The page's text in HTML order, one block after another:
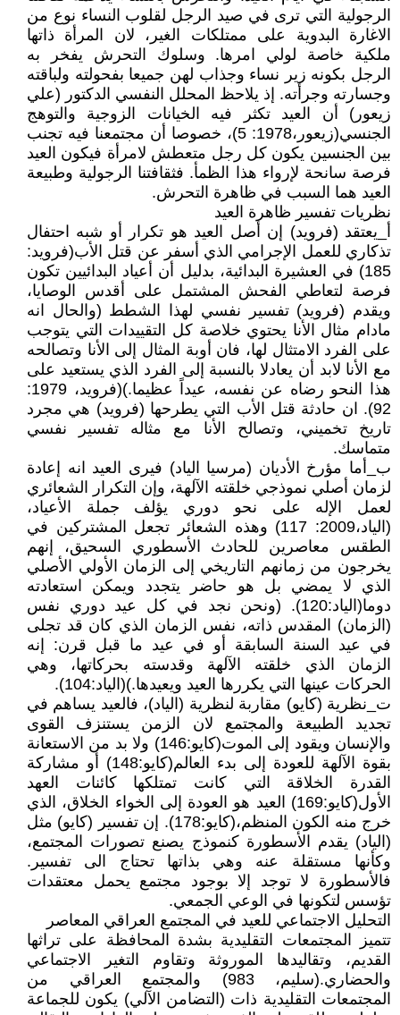
الرجولية التي ترى في صيد الرجل لقلوب النساء نوع من
الاغارة البدوية على ممتلكات الغير، لان المرأة ذاتها
ملكية خاصة لولي امرها. وسلوك التحرش يفخر به
الرجل بكونه زير نساء وجذاب لهن جميعا بفحولته ولباقته
وجسارته وجرأته. إذ يلاحظ المحلل النفسي الدكتور (علي
زيعور) أن العيد تكثر فيه الخيانات الزوجية والتوهج
الجنسي(زيعور،1978: 5)، خصوصا أن مجتمعنا فيه تجنب
بين الجنسين يكون كل رجل متعطش لامرأة فيكون العيد
فرصة سانحة لإرواء هذا الظمأ. فثقافتنا الرجولية وطبيعة
العيد هما السبب في ظاهرة التحرش.
نظريات تفسير ظاهرة العيد
أ_يعتقد (فرويد) إن أصل العيد هو تكرار أو شبه احتفال
تذكاري للعمل الإجرامي الذي أسفر عن قتل الأب(فرويد:
185) في العشيرة البدائية، بدليل أن أعياد البدائيين تكون
فرصة لتعاطي الفحش المشتمل على أقدس الوصايا،
ويقدم (فرويد) تفسير نفسي لهذا الشطط (والحال انه
مادام مثال الأنا يحتوي خلاصة كل التقييدات التي يتوجب
على الفرد الامتثال لها، فان أوبة المثال إلى الأنا وتصالحه
مع الأنا لابد أن يعادلا بالنسبة إلى الفرد الذي يستعيد على
هذا النحو رضاه عن نفسه، عيداً عظيما.)(فرويد، 1979:
92). ان حادثة قتل الأب التي يطرحها (فرويد) هي مجرد
تاريخ تخميني، وتصالح الأنا مع مثاله تفسير نفسي
متماسك.
ب_أما مؤرخ الأديان (مرسيا الياد) فيرى العيد انه إعادة
لزمان أصلي نموذجي خلقته الآلهة، وإن التكرار الشعائري
لعمل الإله على نحو دوري يؤلف جملة الأعياد،
(الياد،2009: 117) وهذه الشعائر تجعل المشتركين في
الطقس معاصرين للحادث الأسطوري السحيق، إنهم
يخرجون من زمانهم التاريخي إلى الزمان الأولي الأصلي
الذي لا يمضي بل هو حاضر يتجدد ويمكن استعادته
دوما(الياد:120). (ونحن نجد في كل عيد دوري نفس
(الزمان) المقدس ذاته، نفس الزمان الذي كان قد تجلى
في عيد السنة السابقة أو في عيد ما قبل قرن: إنه
الزمان الذي خلقته الآلهة وقدسته بحركاتها، وهي
الحركات عينها التي يكررها العيد ويعيدها.)(الياد:104).
ت_نظرية (كايو) مقاربة لنظرية (الياد)، فالعيد يساهم في
تجديد الطبيعة والمجتمع لان الزمن يستنزف القوى
والإنسان ويقود إلى الموت(كايو:146) ولا بد من الاستعانة
بقوة الآلهة للعودة إلى بدء العالم(كايو:148) أو مشاركة
القدرة الخلاقة التي كانت تمتلكها كائنات العهد
الأول(كايو:169) العيد هو العودة إلى الخواء الخلاق، الذي
خرج منه الكون المنظم،(كايو:178). إن تفسير (كايو) مثل
(الياد) يقدم الأسطورة كنموذج يصنع تصورات المجتمع،
وكأنها مستقلة عنه وهي بذاتها تحتاج الى تفسير.
فالأسطورة لا توجد إلا بوجود مجتمع يحمل معتقدات
تؤسس لتكونها في الوعي الجمعي.
التحليل الاجتماعي للعيد في المجتمع العراقي المعاصر
تتميز المجتمعات التقليدية بشدة المحافظة على تراثها
القديم، وتقاليدها الموروثة وتقاوم التغير الاجتماعي
والحضاري.(سليم، 983) والمجتمع العراقي من
المجتمعات التقليدية ذات (التضامن الآلي) يكون للجماعة